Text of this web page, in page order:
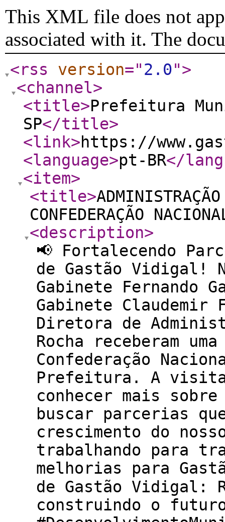
This XML file does not
associated with it. The
<rss version="2.0">
<channel>
<title>Prefeitura
SP</title>
<link>https://
<language>pt-BR</
<item>
<title>
CONFEDERAÇÃO
<description>
📢 Fortalecendo
de Gastão Vidigal!
Gabinete Fernando
Gabinete Claudemir
Diretora de
Rocha receberam
Confederação
Prefeitura. A
conhecer mais
buscar parcerias
crescimento do
trabalhando para
melhorias para
de Gastão Vidigal:
construindo o